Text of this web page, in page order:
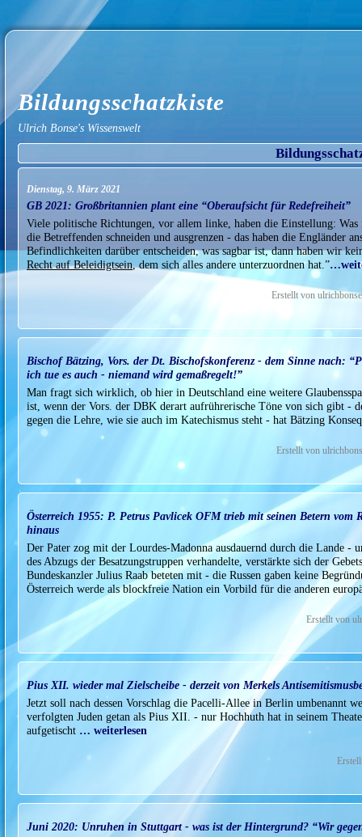
Bildungsschatzkiste
Ulrich Bonse's Wissenswelt
Dienstag, 9. März 2021
GB 2021: Großbritannien plant eine “Oberaufsicht für Redefreiheit”
Viele politische Richtungen, vor allem linke, haben die Einstellung:
die Betreffenden schneiden und ausgrenzen - das haben die Engländer
Befindlichkeiten darüber entscheiden, was sagbar ist, dann haben wir
Recht auf Beleidigtsein, dem sich alles andere unterzuordnen hat.”
Erstellt von
Bischof Bätzing, Vors. der Dt. Bischofskonferenz - dem Sinne nach:
ich tue es auch - niemand wird gemaßregelt!”
Man fragt sich wirklich, ob hier in Deutschland eine weitere
ist, wenn der Vors. der DBK derart aufrührerische Töne von sich gibt -
gegen die Lehre, wie sie auch im Katechismus steht - hat Bätzing
Erstellt von
Österreich 1955: P. Petrus Pavlicek OFM trieb mit seinen Betern vom
hinaus
Der Pater zog mit der Lourdes-Madonna ausdauernd durch die Lande -
des Abzugs der Besatzungstruppen verhandelte, verstärkte sich der
Bundeskanzler Julius Raab beteten mit - die Russen gaben keine
Österreich werde als blockfreie Nation ein Vorbild für die anderen
Erstellt von
Pius XII. wieder mal Zielscheibe - derzeit von Merkels
Jetzt soll nach dessen Vorschlag die Pacelli-Allee in Berlin umbenannt
verfolgten Juden getan als Pius XII. - nur Hochhuth hat in seinem
aufgetischt … weiterlesen
Juni 2020: Unruhen in Stuttgart - was ist der Hintergrund? “Wir